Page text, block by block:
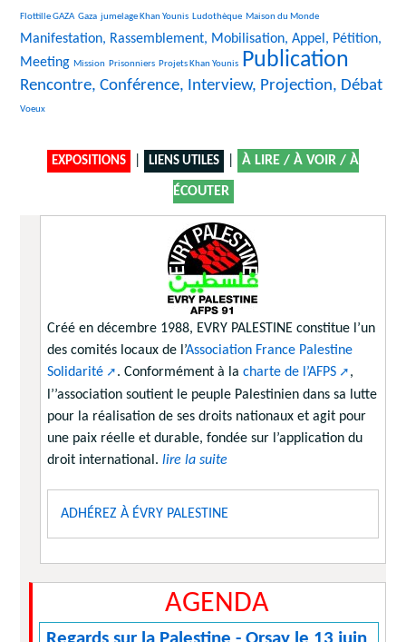
Flottille GAZA
380/3354 Gaza
294/3354 jumelage Khan Younis
482/3354 Ludothèque
25/3354 Maison du Monde
1676/3354
Manifestation, Rassemblement, Mobilisation, Appel, Pétition,
Meeting
24/3354 Mission
52/3354 Prisonniers
184/3354 Projets Khan Younis
3354/3354 Publication
2259/3354
Rencontre, Conférence, Interview, Projection, Débat
15/3354
Voeux
EXPOSITIONS LIENS UTILES À LIRE / À VOIR / À
ÉCOUTER
Créé en décembre 1988, EVRY PALESTINE constitue l’un
des comités locaux de l’Association France Palestine
Solidarité
. Conformément à la charte de l’AFPS
,
l’’association soutient le peuple Palestinien dans sa lutte
pour la réalisation de ses droits nationaux et agit pour
une paix réelle et durable, fondée sur l’application du
droit international. lire la suite
ADHÉREZ À ÉVRY PALESTINE
AGENDA